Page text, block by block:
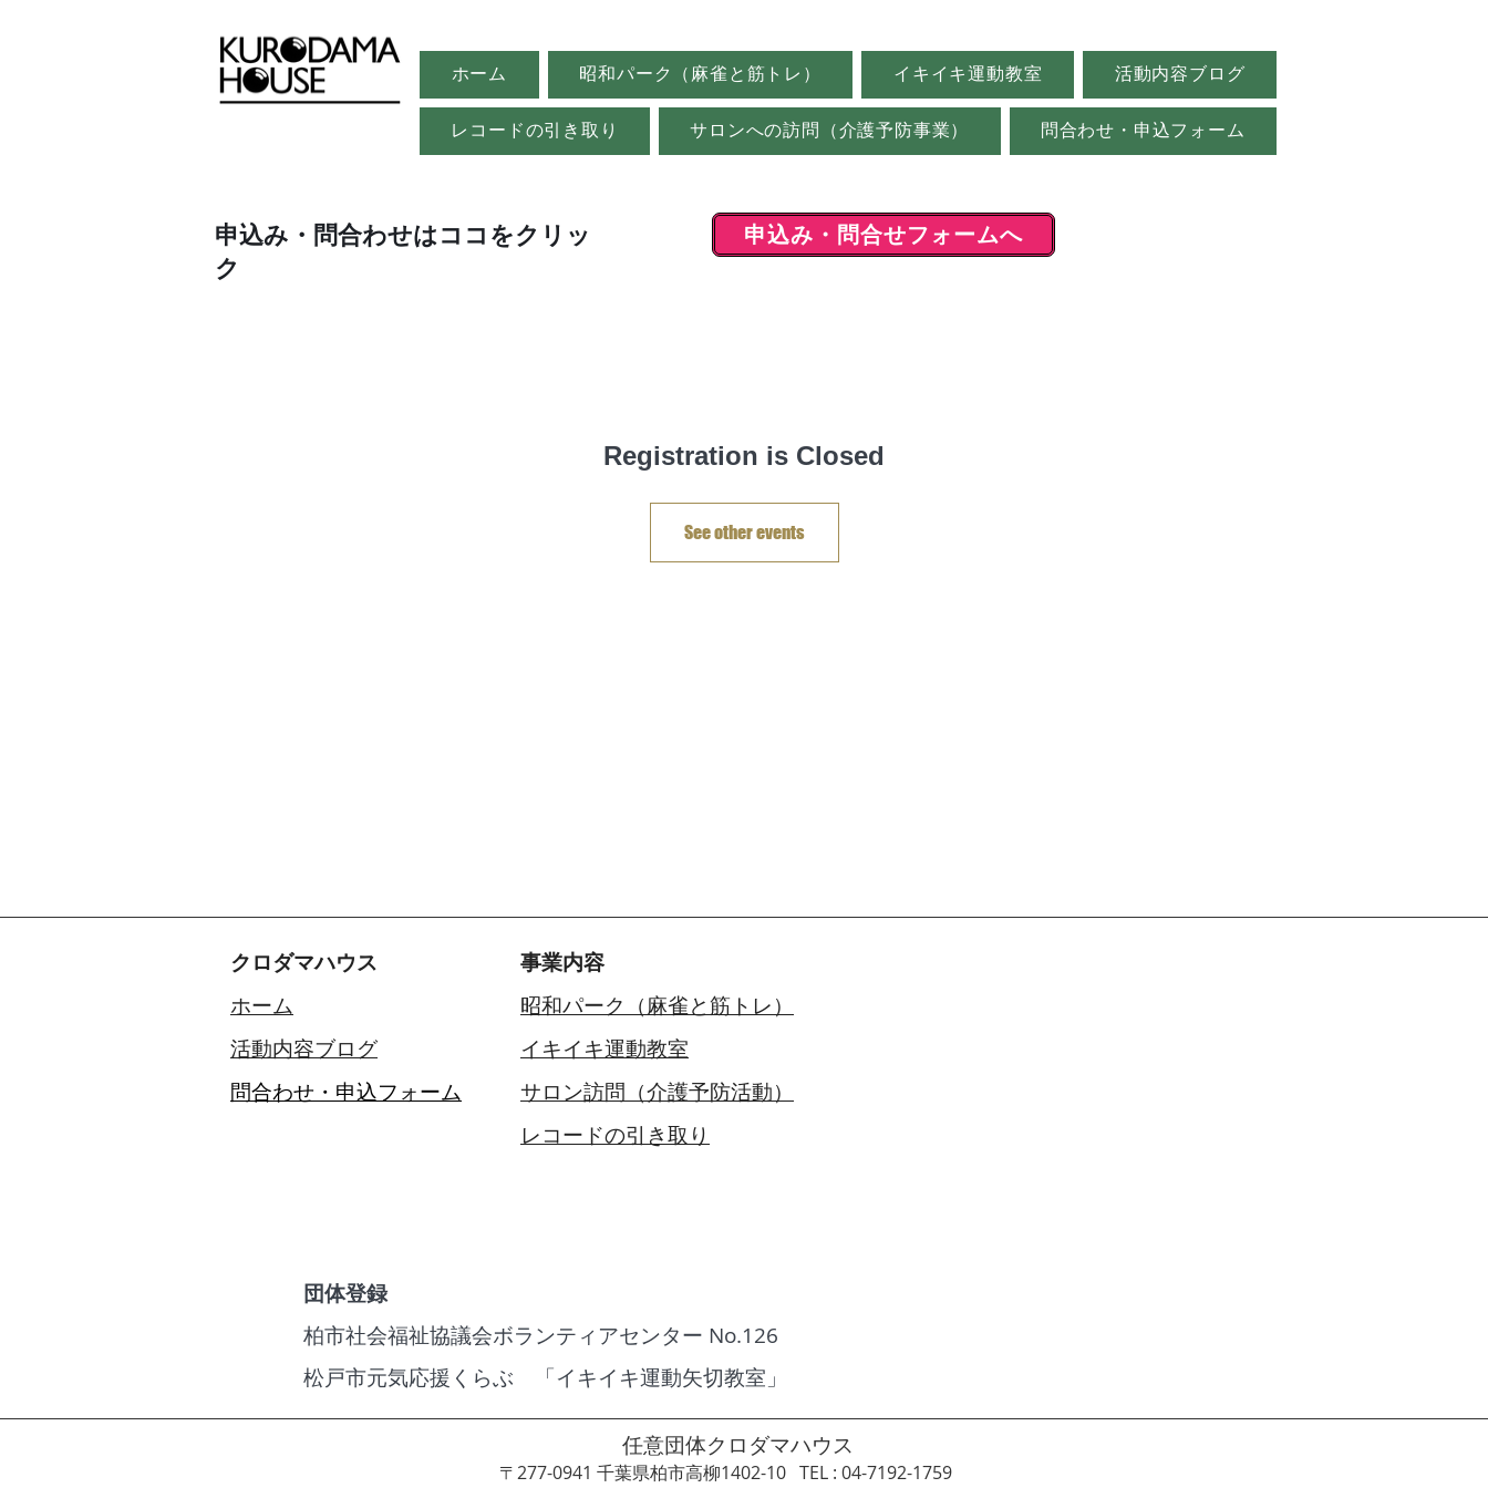
ホーム 昭和パーク（麻雀と筋トレ） イキイキ運動教室 活動内容ブログ
レコードの引き取り サロンへの訪問（介護予防事業） 問合わせ・申込フォーム
申込み・問合わせはココをクリッ
ク
申込み・問合せフォームへ
Registration is Closed
See other events
クロダマハウス
ホーム
活動内容​ブログ​
問合わせ・申込フォーム
事業内容
昭和パーク（麻雀と筋トレ）
イキイキ運動教室
サロン訪問（介護予防活動）
​レコードの引き取り
団体登録
柏市社会福祉協議会ボランティアセンター No.126
松戸市元気応援くらぶ 「イキイキ運動矢切教室」
​任意団体クロダマハウス
〒277-0941 千葉県柏市高柳1402-10 TEL :​ 04-7192-1759